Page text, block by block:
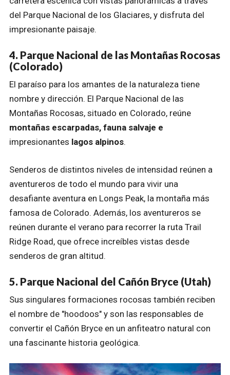
del Parque Nacional de los Glaciares, y disfruta del
impresionante paisaje.
4. Parque Nacional de las Montañas Rocosas
(Colorado)
El paraíso para los amantes de la naturaleza tiene
nombre y dirección. El Parque Nacional de las
Montañas Rocosas, situado en Colorado, reúne
montañas escarpadas, fauna salvaje e
impresionantes lagos alpinos.
Senderos de distintos niveles de intensidad reúnen a
aventureros de todo el mundo para vivir una
desafiante aventura en Longs Peak, la montaña más
famosa de Colorado. Además, los aventureros se
reúnen durante el verano para recorrer la ruta Trail
Ridge Road, que ofrece increíbles vistas desde
senderos de gran altitud.
5. Parque Nacional del Cañón Bryce (Utah)
Sus singulares formaciones rocosas también reciben
el nombre de "hoodoos" y son las responsables de
convertir el Cañón Bryce en un anfiteatro natural con
una fascinante historia geológica.